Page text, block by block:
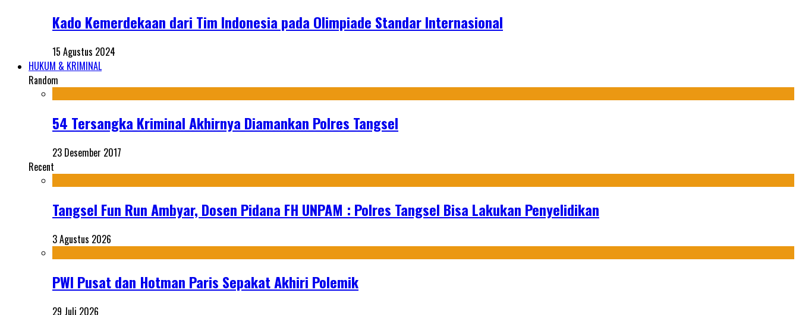
Kado Kemerdekaan dari Tim Indonesia pada Olimpiade Standar Internasional
15 Agustus 2024
HUKUM & KRIMINAL
Random
54 Tersangka Kriminal Akhirnya Diamankan Polres Tangsel
23 Desember 2017
Recent
Tangsel Fun Run Ambyar, Dosen Pidana FH UNPAM : Polres Tangsel Bisa Lakukan Penyelidikan
3 Agustus 2026
PWI Pusat dan Hotman Paris Sepakat Akhiri Polemik
29 Juli 2026